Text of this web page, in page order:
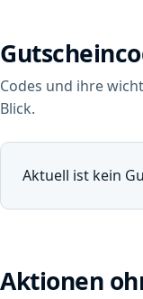
Codes und ihre
Blick.
Aktuell ist kein
Aktionen